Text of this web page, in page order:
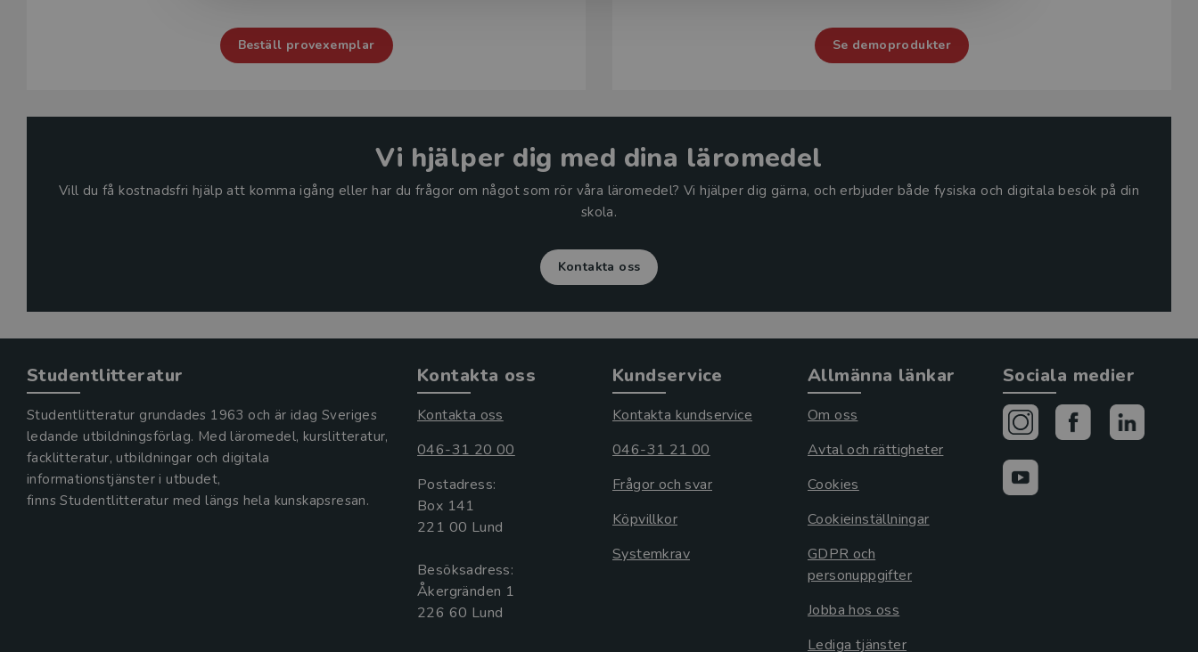
Beställ provexemplar Se demoprodukter
Vi hjälper dig med dina läromedel
Vill du få kostnadsfri hjälp att komma igång eller har du frågor om något som rör våra läromedel? Vi hjälper dig gärna, och erbjuder både fysiska och digitala besök på din
skola.
Kontakta oss
Studentlitteratur
Studentlitteratur grundades 1963 och är idag Sveriges
ledande utbildningsförlag. Med läromedel, kurslitteratur,
facklitteratur, utbildningar och digitala
informationstjänster i utbudet,
finns Studentlitteratur med längs hela kunskapsresan.
Kontakta oss
Kontakta oss
046-31 20 00
Postadress:
Box 141
221 00 Lund
Besöksadress:
Åkergränden 1
Kundservice
Kontakta kundservice
046-31 21 00
Frågor och svar
Köpvillkor
Systemkrav
Allmänna länkar
Om oss
Avtal och rättigheter
Cookies
Cookieinställningar
GDPR och
personuppgifter
Jobba hos oss
Lediga tjänster
Sociala medier